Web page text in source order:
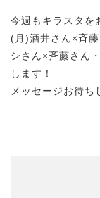
今週もキラスタを
(月)酒井さん×斉
シさん×斉藤さん
します！
メッセージお待ち